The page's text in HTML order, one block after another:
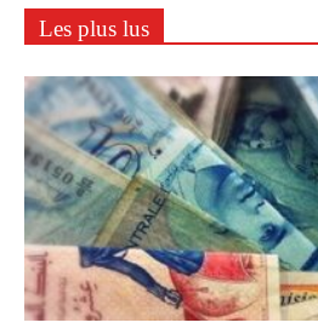
Les plus lus